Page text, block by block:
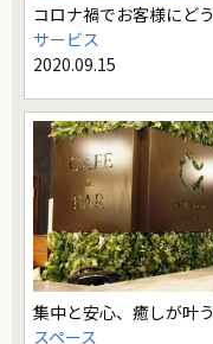
コロナ禍でお客様にど
サービス
2020.09.15
集中と安心、癒しが
スペース